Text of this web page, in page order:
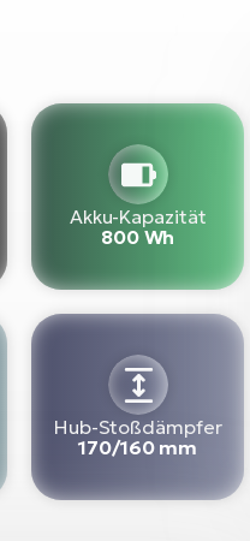
Akku-Kapazität
800 Wh
Hub-Stoßdämpfer
170/160 mm